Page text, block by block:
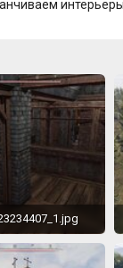
448 KB · Просмотры: 293